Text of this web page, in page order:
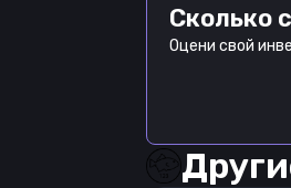
Сколько
Оцени свой